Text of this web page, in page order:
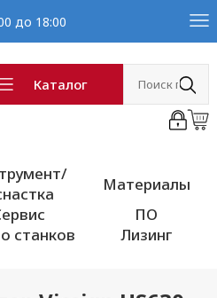
до 18:00
Каталог
Материалы
ПО
станков Лизинг